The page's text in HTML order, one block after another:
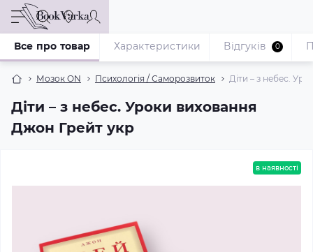
Мозок ON Психологія / Саморозвиток Діти – з небес.
Діти – з небес. Уроки виховання
Джон Грейт укр
Все про товар Характеристики Відгуків 0
в наявності